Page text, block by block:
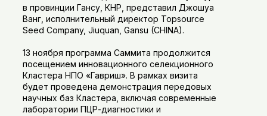
в провинции Гансу, КНР, представил Джошуа
Ванг, исполнительный директор Topsource
Seed Company, Jiuquan, Gansu (CHINA).
13 ноября программа Саммита продолжится
посещением инновационного селекционного
Кластера НПО «Гавриш». В рамках визита
будет проведена демонстрация передовых
научных баз Кластера, включая современные
лаборатории ПЦР-диагностики и